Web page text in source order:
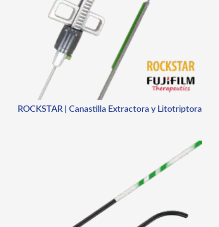
ROCKSTAR | Canastilla Extractora y Litotriptora